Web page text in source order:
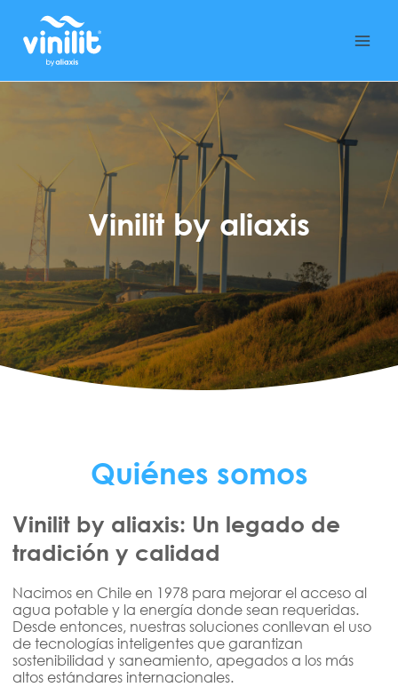
contenido
Vinilit by aliaxis
Quiénes somos
Vinilit by aliaxis: Un legado de
tradición y calidad
Nacimos en Chile en 1978 para mejorar el acceso al
agua potable y la energía donde sean requeridas.
Desde entonces, nuestras soluciones conllevan el uso
de tecnologías inteligentes que garantizan
sostenibilidad y saneamiento, apegados a los más
altos estándares internacionales.